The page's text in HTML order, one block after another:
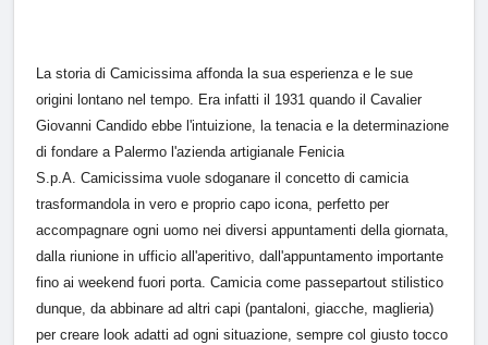
La storia di Camicissima affonda la sua esperienza e le sue
origini lontano nel tempo. Era infatti il 1931 quando il Cavalier
Giovanni Candido ebbe l'intuizione, la tenacia e la determinazione
di fondare a Palermo l'azienda artigianale Fenicia
S.p.A. Camicissima vuole sdoganare il concetto di camicia
trasformandola in vero e proprio capo icona, perfetto per
accompagnare ogni uomo nei diversi appuntamenti della giornata,
dalla riunione in ufficio all'aperitivo, dall'appuntamento importante
fino ai weekend fuori porta. Camicia come passepartout stilistico
dunque, da abbinare ad altri capi (pantaloni, giacche, maglieria)
per creare look adatti ad ogni situazione, sempre col giusto tocco